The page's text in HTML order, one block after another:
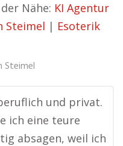
Nähe: KI Agentur
Steimel | Esoterik
Steimel
und privat.
ich eine teure
absagen, weil ich